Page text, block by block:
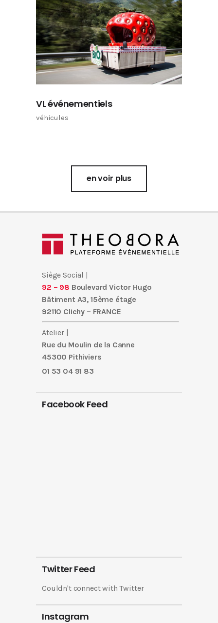
VL événementiels
véhicules
en voir plus
Siège Social |
92 – 98 Boulevard Victor Hugo
Bâtiment A3, 15ème étage
92110 Clichy – FRANCE
Atelier |
Rue du Moulin de la Canne
45300 Pithiviers
01 53 04 91 83
Facebook Feed
Twitter Feed
Couldn't connect with Twitter
Instagram